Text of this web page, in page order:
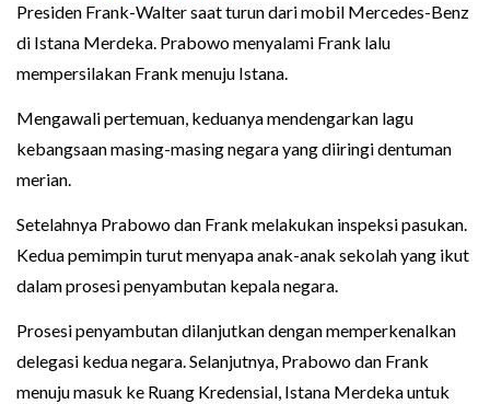
Presiden Frank-Walter saat turun dari mobil Mercedes-Benz
di Istana Merdeka. Prabowo menyalami Frank lalu
mempersilakan Frank menuju Istana.
Mengawali pertemuan, keduanya mendengarkan lagu
kebangsaan masing-masing negara yang diiringi dentuman
merian.
Setelahnya Prabowo dan Frank melakukan inspeksi pasukan.
Kedua pemimpin turut menyapa anak-anak sekolah yang ikut
dalam prosesi penyambutan kepala negara.
Prosesi penyambutan dilanjutkan dengan memperkenalkan
delegasi kedua negara. Selanjutnya, Prabowo dan Frank
menuju masuk ke Ruang Kredensial, Istana Merdeka untuk